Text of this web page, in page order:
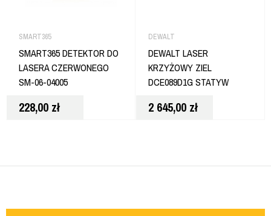
SMART365
SMART365 DETEKTOR DO
LASERA CZERWONEGO
SM-06-04005
228,00 zł
DEWALT
DEWALT LASER
KRZYŻOWY ZIEL
DCE089D1G STATYW
2 645,00 zł